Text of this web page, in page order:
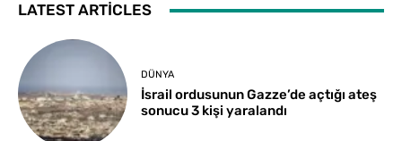
LATEST ARTICLES
DÜNYA
İsrail ordusunun Gazze’de açtığı ateş
sonucu 3 kişi yaralandı